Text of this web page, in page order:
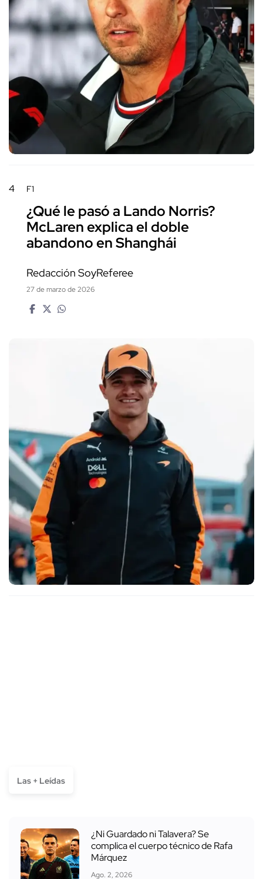
4 F1
¿Qué le pasó a Lando Norris?
McLaren explica el doble
abandono en Shanghái
Redacción SoyReferee
27 de marzo de 2026
Las + Leídas
¿Ni Guardado ni Talavera? Se
complica el cuerpo técnico de Rafa
Márquez
Ago. 2, 2026